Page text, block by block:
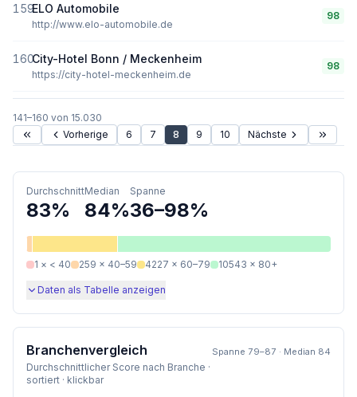
159ELO Automobile
http://www.elo-automobile.de
98
160City-Hotel Bonn / Meckenheim
https://city-hotel-meckenheim.de
98
141–160 von 15.030
Vorherige
6 7 8 9 10 Nächste
Durchschnitt
83%
Median
84%
Spanne
36–98%
1 × < 40 259 × 40–59 4227 × 60–79 10543 × 80+
Daten als Tabelle anzeigen
Branchenvergleich
Durchschnittlicher Score nach Branche ·
sortiert · klickbar
Spanne 79–87 · Median 84